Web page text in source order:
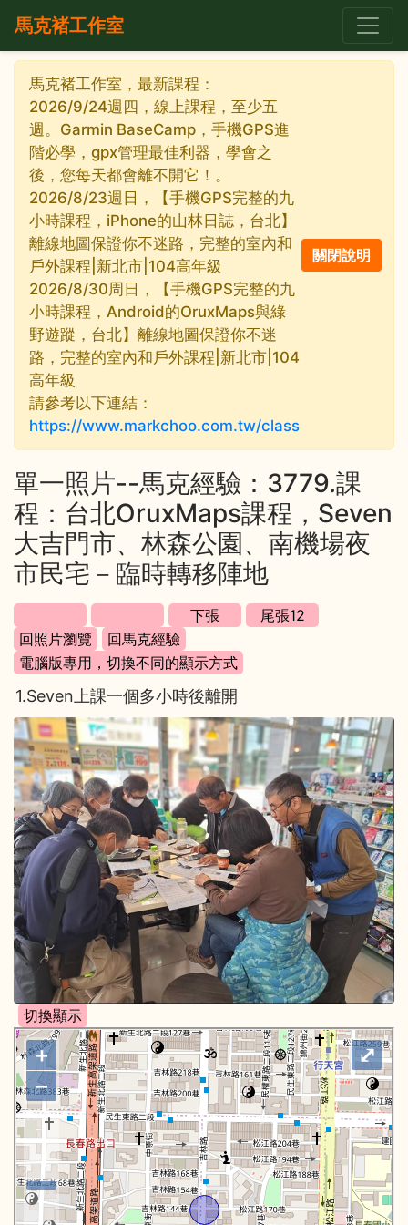
馬克褚工作室
馬克褚工作室，最新課程：
2026/9/24週四，線上課程，至少五
週。Garmin BaseCamp，手機GPS進
階必學，gpx管理最佳利器，學會之
後，您每天都會離不開它！。
2026/8/23週日，【手機GPS完整的九
小時課程，iPhone的山林日誌，台北】
離線地圖保證你不迷路，完整的室內和
戶外課程|新北市|104高年級
2026/8/30周日，【手機GPS完整的九
小時課程，Android的OruxMaps與綠
野遊蹤，台北】離線地圖保證你不迷
路，完整的室內和戶外課程|新北市|104
高年級
請參考以下連結：
https://www.markchoo.com.tw/class
單一照片--馬克經驗：3779.課
程：台北OruxMaps課程，Seven
大吉門市、林森公園、南機場夜
市民宅－臨時轉移陣地
1.Seven上課一個多小時後離開
+
−
⤢